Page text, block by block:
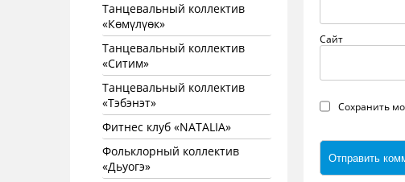
Танцевальный коллектив
«Көмүлүөк»
Танцевальный коллектив
«Ситим»
Танцевальный коллектив
«Тэбэнэт»
Фитнес клуб «NATALIA»
Фольклорный коллектив
«Дьуогэ»
Сайт
Сохранить